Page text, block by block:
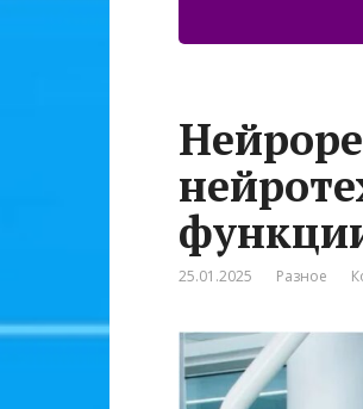
25.01.2025 Разное